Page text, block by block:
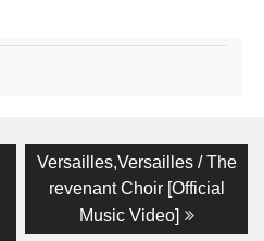
Next
post:
Versailles,Versailles / The
revenant Choir [Official
Music Video]